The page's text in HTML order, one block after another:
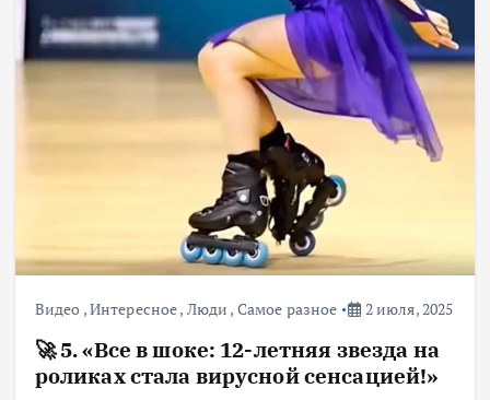
Видео ,Интересное, Люди , Самое разное 2 июля, 2025
🚀 5. «Все в шоке: 12-летняя звезда на
роликах стала вирусной сенсацией!»